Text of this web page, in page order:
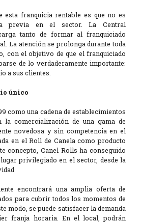
esta franquicia rentable es que no es
previa en el sector. La Central
tanto de formar al franquiciado
La atención se prolonga durante toda
con el objetivo de que el franquiciado
de lo verdaderamente importante:
a sus clientes.
único
como una cadena de establecimientos
la comercialización de una gama de
novedosa y sin competencia en el
en el Roll de Canela como producto
concepto, Canel Rolls ha conseguido
privilegiado en el sector, desde la
encontrará una amplia oferta de
para cubrir todos los momentos de
modo, se puede satisfacer la demanda
franja horaria. En el local, podrán